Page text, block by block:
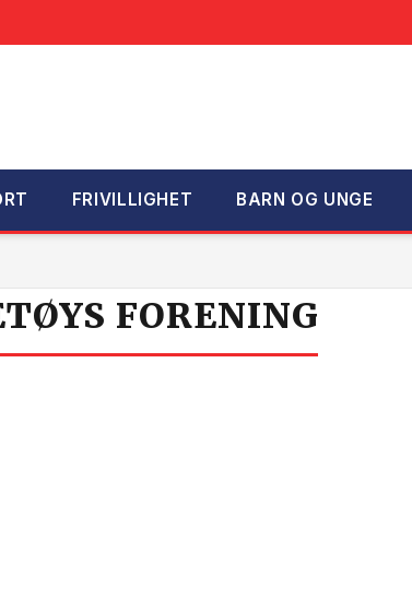
FRIVILLIGHET BARN OG UNGE
FORENING